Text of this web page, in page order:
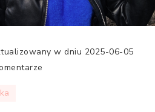
w dniu 2025-06-05